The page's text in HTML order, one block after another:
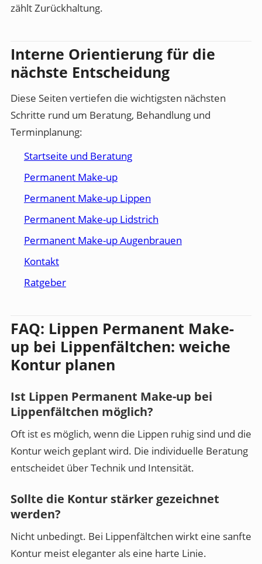
zählt Zurückhaltung.
Interne Orientierung für die
nächste Entscheidung
Diese Seiten vertiefen die wichtigsten nächsten
Schritte rund um Beratung, Behandlung und
Terminplanung:
Startseite und Beratung
Permanent Make-up
Permanent Make-up Lippen
Permanent Make-up Lidstrich
Permanent Make-up Augenbrauen
Kontakt
Ratgeber
FAQ: Lippen Permanent Make-
up bei Lippenfältchen: weiche
Kontur planen
Ist Lippen Permanent Make-up bei
Lippenfältchen möglich?
Oft ist es möglich, wenn die Lippen ruhig sind und die
Kontur weich geplant wird. Die individuelle Beratung
entscheidet über Technik und Intensität.
Sollte die Kontur stärker gezeichnet
werden?
Nicht unbedingt. Bei Lippenfältchen wirkt eine sanfte
Kontur meist eleganter als eine harte Linie.